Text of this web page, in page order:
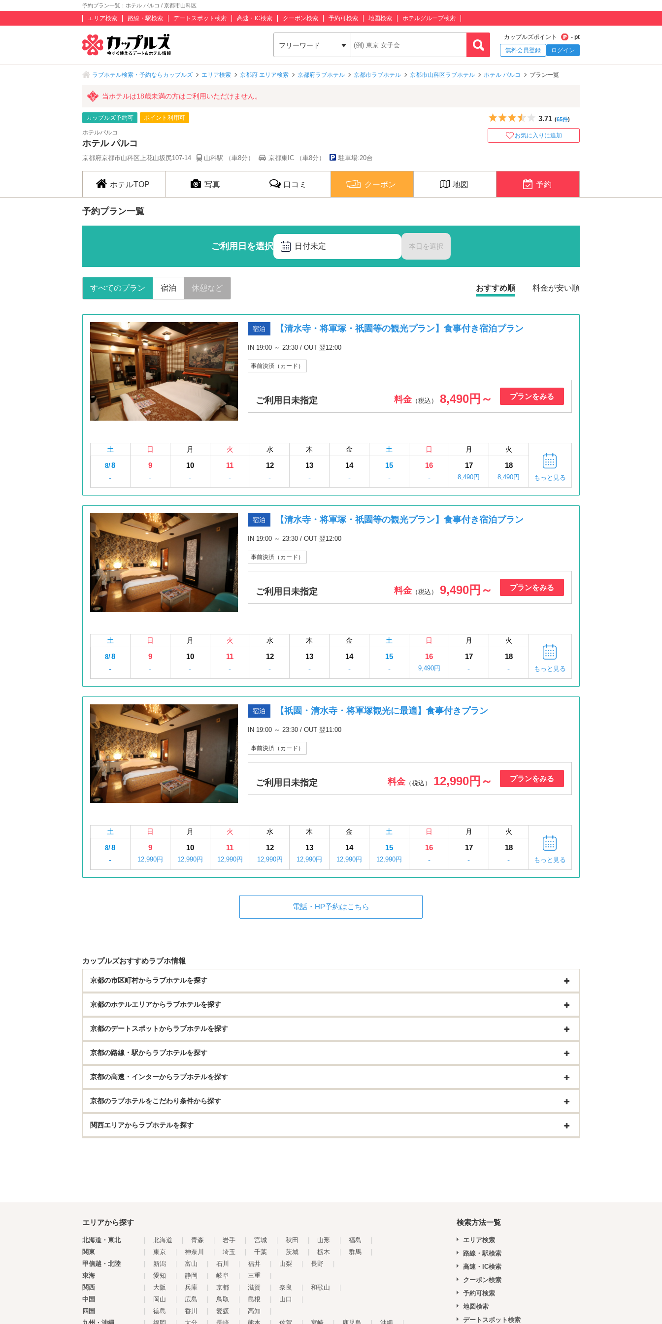
予約プラン一覧：ホテル パルコ / 京都市山科区
エリア検索 路線・駅検索 デートスポット検索 高速・IC検索 クーポン検索 予約可検索 地図検索 ホテルグループ検索
フリーワード
カップルズポイント
- pt
無料会員登録
ログイン
ラブホテル検索・予約ならカップルズ エリア検索 京都府 エリア検索 京都府ラブホテル 京都市ラブホテル 京都市山科区ラブホテル ホテル パルコ プラン一覧
当ホテルは18歳未満の方はご利用いただけません。
カップルズ予約可 ポイント利用可
ホテルパルコ
ホテル パルコ
京都府京都市山科区上花山坂尻107-14 山科駅 （車8分） 京都東IC （車8分） 駐車場:20台
5つ星のうち3.5
3.71 (65件)
お気に入りに追加
ホテルTOP 写真 口コミ クーポン 地図 予約
予約プラン一覧
ご利用日を選択 日付未定 本日を選択
すべてのプラン 宿泊 休憩など おすすめ順 料金が安い順
宿泊 【清水寺・将軍塚・祇園等の観光プラン】食事付き宿泊プラン
IN 19:00 ～ 23:30 / OUT 翌12:00
事前決済（カード）
ご利用日未指定 料金（税込） 8,490円～ プランをみる
土 日 月 火 水 木 金 土 日 月 火
8/8
-
9
-
10
-
11
-
12
-
13
-
14
-
15
-
16
-
17
8,490円
18
8,490円 もっと見る
宿泊 【清水寺・将軍塚・祇園等の観光プラン】食事付き宿泊プラン
IN 19:00 ～ 23:30 / OUT 翌12:00
事前決済（カード）
ご利用日未指定 料金（税込） 9,490円～ プランをみる
土 日 月 火 水 木 金 土 日 月 火
8/8
-
9
-
10
-
11
-
12
-
13
-
14
-
15
-
16
9,490円
17
-
18
-
もっと見る
宿泊 【祇園・清水寺・将軍塚観光に最適】食事付きプラン
IN 19:00 ～ 23:30 / OUT 翌11:00
事前決済（カード）
ご利用日未指定 料金（税込） 12,990円～ プランをみる
土 日 月 火 水 木 金 土 日 月 火
8/8
-
9
12,990円
10
12,990円
11
12,990円
12
12,990円
13
12,990円
14
12,990円
15
12,990円
16
-
17
-
18
-
もっと見る
電話・HP予約はこちら
カップルズおすすめラブホ情報
京都の市区町村からラブホテルを探す
京都のホテルエリアからラブホテルを探す
京都のデートスポットからラブホテルを探す
京都の路線・駅からラブホテルを探す
京都の高速・インターからラブホテルを探す
京都のラブホテルをこだわり条件から探す
関西エリアからラブホテルを探す
エリアから探す
北海道・東北 北海道 青森 岩手 宮城 秋田 山形 福島
関東
東京 神奈川 埼玉 千葉 茨城 栃木 群馬
甲信越・北陸
新潟 富山 石川 福井 山梨 長野
東海
愛知 静岡 岐阜 三重
関西
大阪 兵庫 京都 滋賀 奈良 和歌山
中国
岡山 広島 鳥取 島根 山口
四国
徳島 香川 愛媛 高知
検索方法一覧
エリア検索
路線・駅検索
高速・IC検索
クーポン検索
予約可検索
地図検索
デートスポット検索